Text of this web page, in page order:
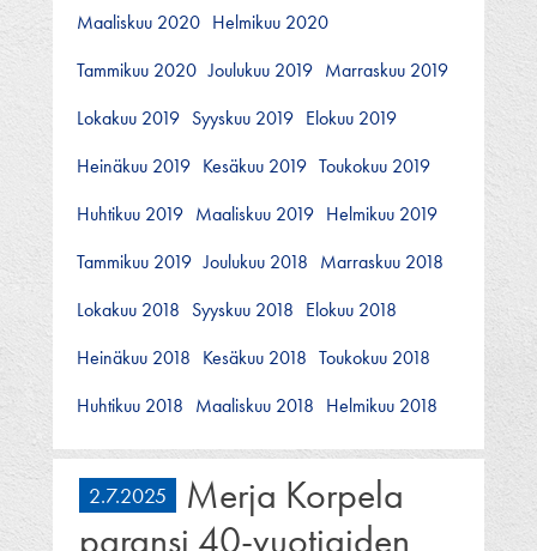
Maaliskuu 2020 Helmikuu 2020
Tammikuu 2020 Joulukuu 2019 Marraskuu 2019
Lokakuu 2019 Syyskuu 2019 Elokuu 2019
Heinäkuu 2019 Kesäkuu 2019 Toukokuu 2019
Huhtikuu 2019 Maaliskuu 2019 Helmikuu 2019
Tammikuu 2019 Joulukuu 2018 Marraskuu 2018
Lokakuu 2018 Syyskuu 2018 Elokuu 2018
Heinäkuu 2018 Kesäkuu 2018 Toukokuu 2018
Huhtikuu 2018 Maaliskuu 2018 Helmikuu 2018
2.7.2025
Merja Korpela
paransi 40-vuotiaiden